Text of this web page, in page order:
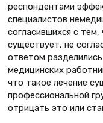
респондентами
специалистов
согласившихся с
существует, не
ответом
медицинских
что такое лечение
профессиональной
отрицать это или